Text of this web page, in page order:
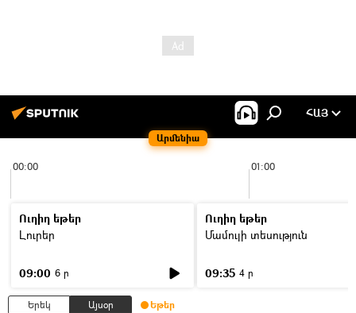
Արմենիա
ՀԱՅ
00:00 01:00
Ուղիղ եթեր
Լուրեր
09:00 6 ր
Ուղիղ եթեր
Մամուլի տեսություն
09:35 4 ր
Երեկ Այսօր Եթեր